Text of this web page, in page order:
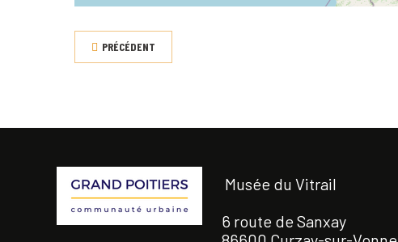
PRÉCÉDENT
Musée du Vitrail
6 route de Sanxay